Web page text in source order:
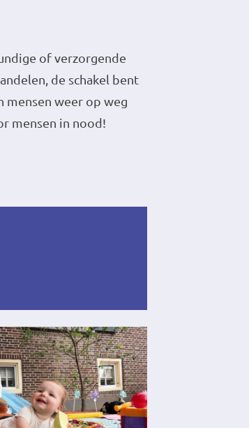
of verzorgende
de schakel bent
mensen weer op weg
mensen in nood!